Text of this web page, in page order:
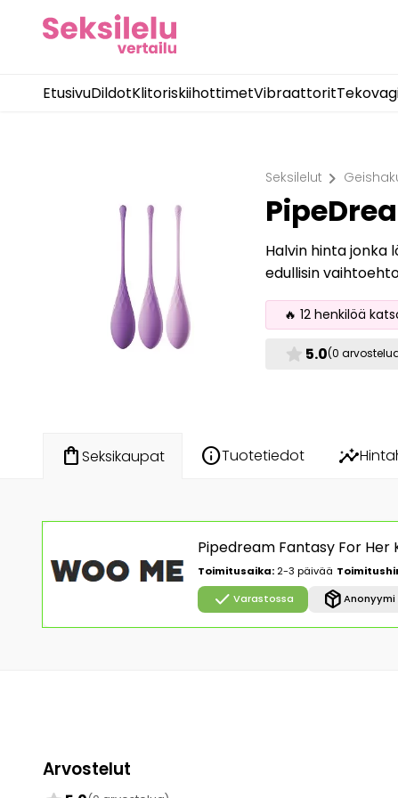
EtusivuDildotKlitoriskiihottimetVibraattorit
Seksilelut chevron_right
Halvin hinta jonka
edullisin
🔥 12 henkilöä
star 5.0(0
shopping_bagSeksikaupat infoTuotetiedot insights
Pipedream Fantasy For Her
Toimitusaika: 2-3 päivää
check Varastossa package_2
Arvostelut